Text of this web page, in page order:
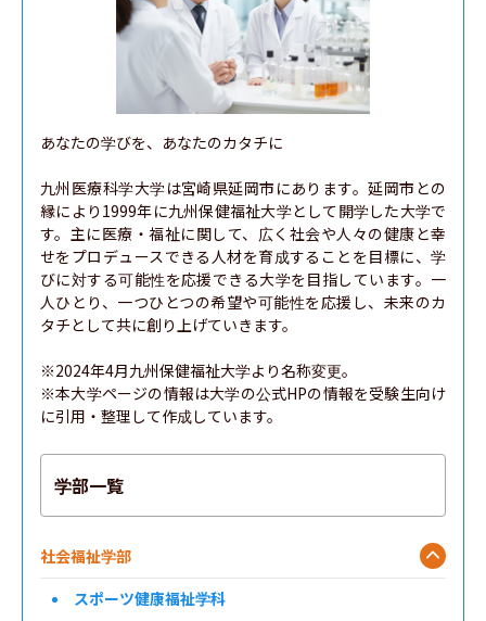
あなたの学びを、あなたのカタチに
九州医療科学大学は宮崎県延岡市にあります。延岡市との
縁により1999年に九州保健福祉大学として開学した大学で
す。主に医療・福祉に関して、広く社会や人々の健康と幸
せをプロデュースできる人材を育成することを目標に、学
びに対する可能性を応援できる大学を目指しています。一
人ひとり、一つひとつの希望や可能性を応援し、未来のカ
タチとして共に創り上げていきます。
※2024年4月九州保健福祉大学より名称変更。
※本大学ページの情報は大学の公式HPの情報を受験生向け
に引用・整理して作成しています。
学部一覧
社会福祉学部
スポーツ健康福祉学科